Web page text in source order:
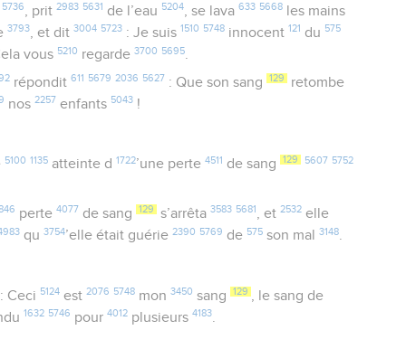
5736 , prit2983 5631 de l’eau 5204 , se lava633 5668 les mains
3793, et dit3004 5723 : Je suis 1510 5748 innocent 121 du 575
vous 5210 regarde3700 5695.
répondit 611 5679 2036 5627 : Que son sang 129 retombe
nos2257 enfants 5043 !
5100 1135atteinte d 1722’une perte 4511 de sang 129 5607 5752
perte 4077 de sang 129 s’arrêta 3583 5681 , et 2532elle
qu3754’elle était guérie2390 5769 de 575 son mal3148.
: Ceci 5124est 2076 5748mon 3450 sang 129 , le sang de
1632 5746 pour4012 plusieurs4183.